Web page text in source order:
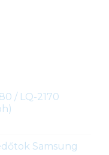
/ LQ-2170
Samsung